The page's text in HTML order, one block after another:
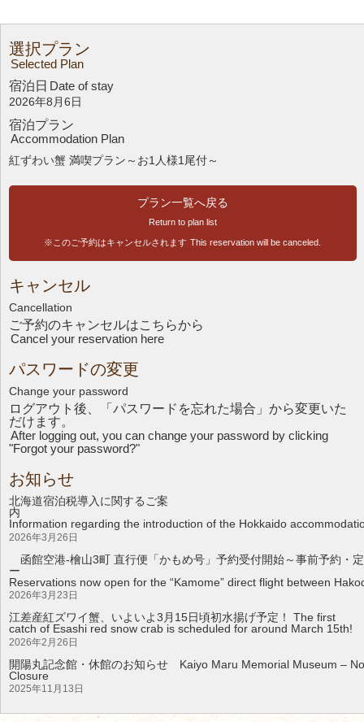
選択プラン
Selected Plan
宿泊日 Date of stay
2026年8月6日
宿泊プラン
Accommodation Plan
紅ずわい蟹 満喫プラン～お1人様1尾付～
プラン一覧へ戻る
Return to plan list
※このご予約はキャンセルされます This reservation will be canceled.
キャンセル
Cancellation
ご予約のキャンセルはこちらから
Cancel your reservation here
パスワードの変更
Change your password
ログアウト後、「パスワードを忘れた場合」から変更いた
だけます。
After logging out, you can change your password by clicking
"Forgot your password?"
お知らせ
北海道宿泊税導入に関するご案
Information regarding the introduction of the Hokkaido
2026年3月26日
函館空港-檜山3町 直行便「かもめ号」予約受付開始～事前予約・
Reservations now open for the “Kamome” direct flight between
2026年3月23日
江差産紅ズワイ蟹、いよいよ3月15日頃初水揚げ予定！ The first
catch of Esashi red snow crab is scheduled for around March 15th!
2026年2月26日
開陽丸記念館・休館のお知らせ Kaiyo Maru Memorial Museum –
2025年11月13日